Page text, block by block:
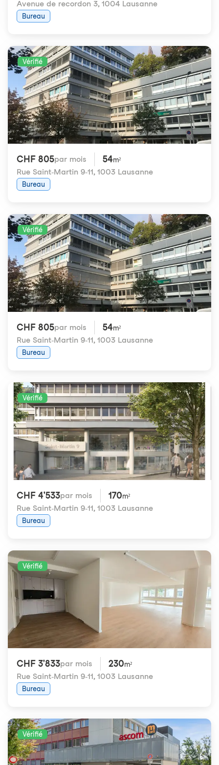
Avenue de recordon 3, 1004 Lausanne
Bureau
Vérifié
CHF 805par mois 54m²
Rue Saint-Martin 9-11, 1003 Lausanne
Bureau
Vérifié
CHF 805par mois 54m²
Rue Saint-Martin 9-11, 1003 Lausanne
Bureau
Vérifié
CHF 4'533par mois 170m²
Rue Saint-Martin 9-11, 1003 Lausanne
Bureau
Vérifié
CHF 3'833par mois 230m²
Rue Saint-Martin 9-11, 1003 Lausanne
Bureau
Vérifié